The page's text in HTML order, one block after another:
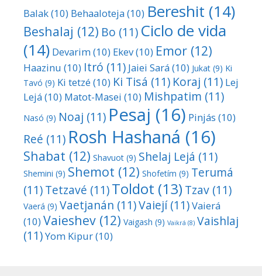
Balak(10) Behaaloteja(10) Bereshit (14)
Beshalaj (12) Bo (11) Ciclo de vida
(14) Devarim(10) Ekev(10) Emor (12)
Haazinu (10) Itró (11) Jaiei Sará(10) Jukat (9) Ki
Tavó (9) Ki tetzé(10) Ki Tisá (11) Koraj (11) Lej
Lejá(10) Matot-Masei (10) Mishpatim (11)
Nasó (9) Noaj (11) Pesaj (16) Pinjás (10)
Reé (11) Rosh Hashaná (16)
Shabat (12) Shavuot (9) Shelaj Lejá (11)
Shemini (9) Shemot (12) Shofetím (9) Terumá
(11)Tetzavé (11)Toldot (13) Tzav (11)
Vaerá (9) Vaetjanán (11)Vaiejí(11)Vaierá
(10) Vaieshev (12) Vaigash (9) Vaikrá (8) Vaishlaj
(11)Yom Kipur(10)